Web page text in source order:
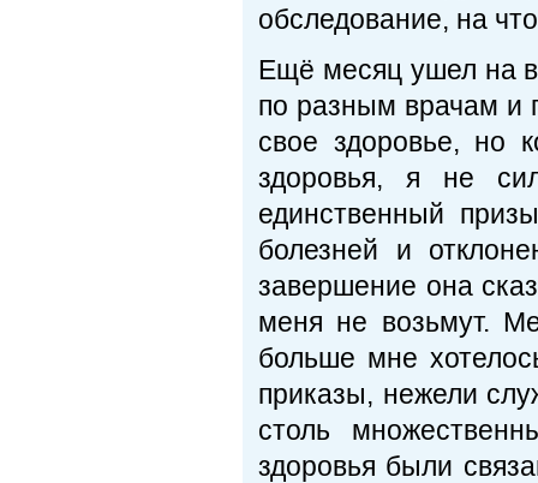
обследование, на
Ещё месяц ушел на
по разным врачам и
свое здоровье, но
здоровья, я не
единственный
болезней и
завершение она
меня не возьмут.
больше мне
приказы, нежели
столь
здоровья были